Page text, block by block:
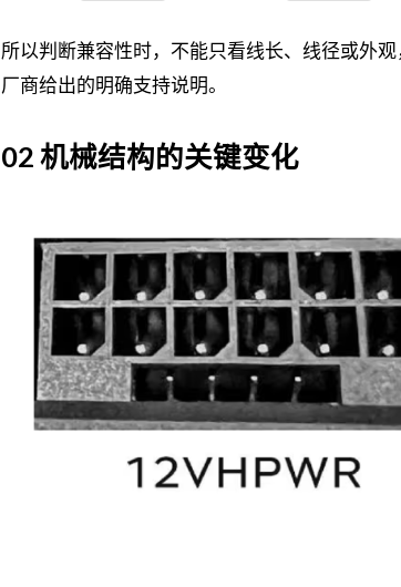
所以判断兼容性时，不能只看线长、线径或外
厂商给出的明确支持说明。
02 机械结构的关键变化